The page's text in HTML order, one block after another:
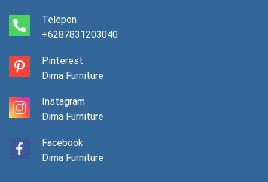
Telepon
+6287831203040
Pinterest
Dima Furniture
Instagram
Dima Furniture
Facebook
Dima Furniture